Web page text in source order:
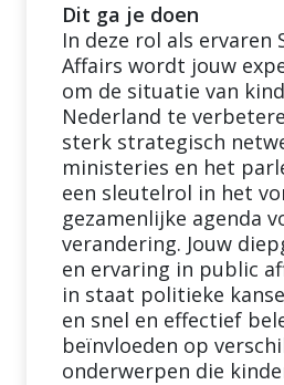
Dit ga je doen
In deze rol als ervaren
Affairs wordt jouw
om de situatie van
Nederland te
sterk strategisch
ministeries en het
een sleutelrol in het
gezamenlijke agenda
verandering. Jouw
en ervaring in public
in staat politieke
en snel en effectief
beïnvloeden op
onderwerpen die